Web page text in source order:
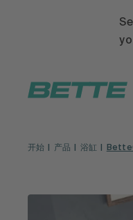
开始 产品 浴缸